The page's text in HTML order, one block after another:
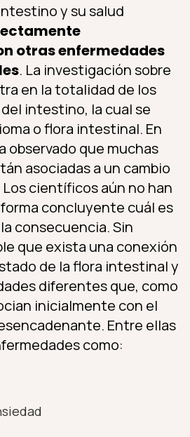
y su salud
otras enfermedades
. La investigación sobre
en la totalidad de los
intestino, la cual se
o flora intestinal. En
observado que muchas
asociadas a un cambio
científicos aún no han
concluyente cuál es
consecuencia. Sin
que exista una conexión
de la flora intestinal y
diferentes que, como
inicialmente con el
Entre ellas
como: